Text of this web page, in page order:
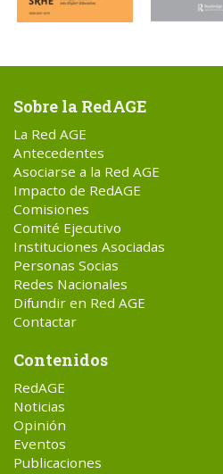
Sobre la RedAGE
La Red AGE
Antecedentes
Asociarse a la Red AGE
Impacto de RedAGE
Comisiones
Comité Ejecutivo
Instituciones Asociadas
Personas Socias
Redes Nacionales
Difundir en Red AGE
Contactar
Contenidos
RedAGE
Noticias
Opinión
Eventos
Publicaciones